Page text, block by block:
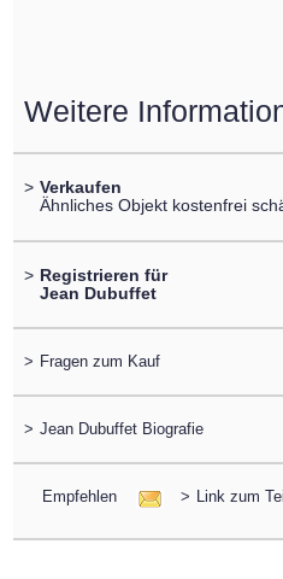
Weitere
> Verkaufen
Ähnliches Objekt kostenfrei
> Registrieren für
Jean Dubuffet
> Fragen zum Kauf
> Jean Dubuffet Biografie
Empfehlen > Link zum